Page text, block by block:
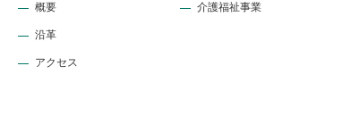
概要
沿革
アクセス
介護福祉事業